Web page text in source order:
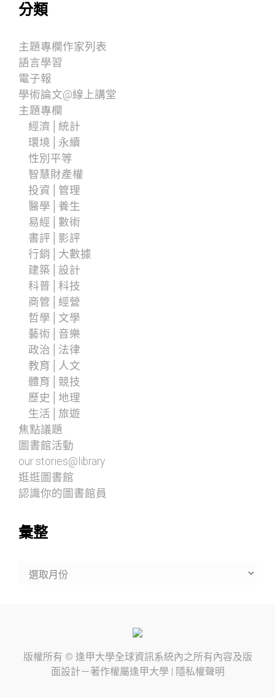
分類
主題專欄作家列表
語言學習
電子報
學術論文@線上講堂
主題專欄
經濟│統計
環境│永續
性別平等
智慧財產權
投資│管理
醫學│養生
易經│數術
書評│影評
行銷│大數據
建築│設計
科普│科技
商管│經營
哲學│文學
藝術│音樂
政治│法律
教育│人文
體育│競技
歷史│地理
生活│旅遊
焦點議題
圖書館活動
our stories@library
逛逛圖書館
認識你的圖書館員
彙整
版權所有 © 逢甲大學全球資訊系統內之所有內容及版
面設計－著作權屬逢甲大學 | 隱私權聲明